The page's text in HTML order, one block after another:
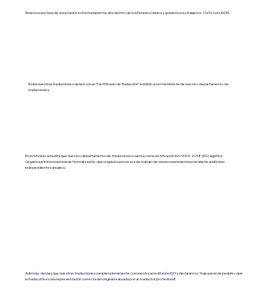
Tenemos una tasa de aceptación extremadamente alta dentro de los Estados Unidos y gobiernos extranjeros. 100% con USCIS.
Todas nuestras traducciones vienen con un “Certificado de Traducción” emitido en el membrete de nuestro departamento de
traducciones.
El certificado acredita que nuestro departamento de traducciones cuenta con la certificación ISO 9001:2018 (ISO significa
Organización Internacional de Normalización, que regula los procesos de trabajo de numerosas industrias mediante auditorías
independientes anuales).
Además, declara que nuestras traducciones cumplen plenamente con nuestra acreditación ISO y declaramos, "bajo pena de perjurio, que
la traducción es una representación correcta del original realizada por un traductor profesional".